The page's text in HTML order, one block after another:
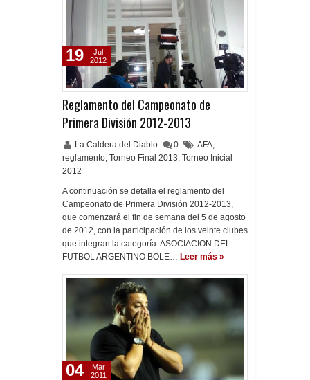
Reglamento del Campeonato de
Primera División 2012-2013
La Caldera del Diablo 0 AFA,
reglamento, Torneo Final 2013, Torneo Inicial
2012
A continuación se detalla el reglamento del
Campeonato de Primera División 2012-2013,
que comenzará el fin de semana del 5 de agosto
de 2012, con la participación de los veinte clubes
que integran la categoría. ASOCIACION DEL
FUTBOL ARGENTINO BOLE… Leer más »
19
Jul
2012
04
Mar
2011